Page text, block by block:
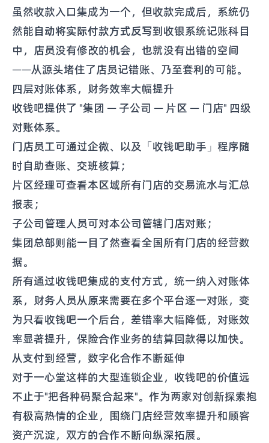
虽然收款入口集成为一个，但收款完成后，系统仍
然能自动将实际付款方式反写到收银系统记账科目
中，店员没有修改的机会，也就没有出错的空间
——从源头堵住了店员记错账、乃至套利的可能。
四层对账体系，财务效率大幅提升
收钱吧提供了 "集团 — 子公司 — 片区 — 门店" 四级
对账体系。
门店员工可通过企微、以及「收钱吧助手」程序随
时自助查账、交班核算；
片区经理可查看本区域所有门店的交易流水与汇总
报表；
子公司管理人员可对本公司管辖门店对账；
集团总部则能一目了然查看全国所有门店的经营数
据。
所有通过收钱吧集成的支付方式，统一纳入对账体
系，财务人员从原来需要在多个平台逐一对账，变
为只看收钱吧一个后台，差错率大幅降低，对账效
率显著提升，保险合作业务的结算回款得以加快。
从支付到经营，数字化合作不断延伸
对于一心堂这样的大型连锁企业，收钱吧的价值远
不止于"把各种码聚合起来"。作为两家对创新探索抱
有极高热情的企业，围绕门店经营效率提升和顾客
资产沉淀，双方的合作不断向纵深拓展。